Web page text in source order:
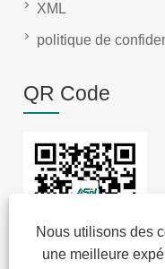
Nous utilisons des
une meilleure
XML
politique de
QR Code